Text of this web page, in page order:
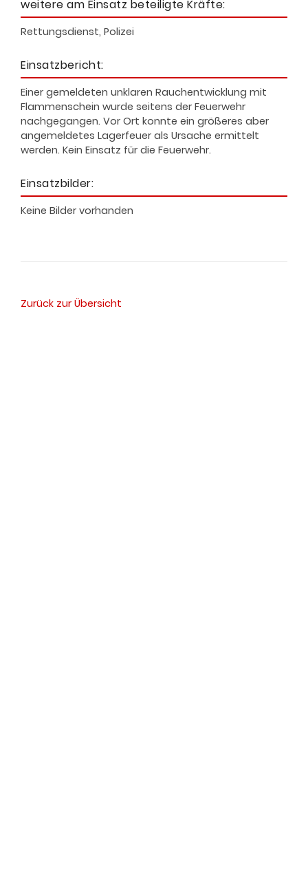
weitere am Einsatz beteiligte Kräfte:
Rettungsdienst, Polizei
Einsatzbericht:
Einer gemeldeten unklaren Rauchentwicklung mit
Flammenschein wurde seitens der Feuerwehr
nachgegangen. Vor Ort konnte ein größeres aber
angemeldetes Lagerfeuer als Ursache ermittelt
werden. Kein Einsatz für die Feuerwehr.
Einsatzbilder:
Keine Bilder vorhanden
Zurück zur Übersicht